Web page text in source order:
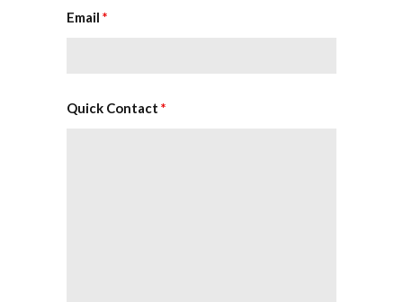
Email *
Quick Contact *